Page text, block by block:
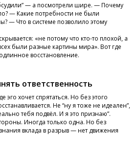
— а посмотрели шире. — Почему
— Какие потребности не были
— Что в системе позволило этому
«не потому что кто-то плохой, а
были разные картины мира». Вот где
восстановление.
ответственность
эго хочет спрятаться. Но без этого
Не “ну я тоже не идеален”,
тебя подвёл. И я это признаю”.
Иногда только одна. Но без
вклада в разрыв — нет движения